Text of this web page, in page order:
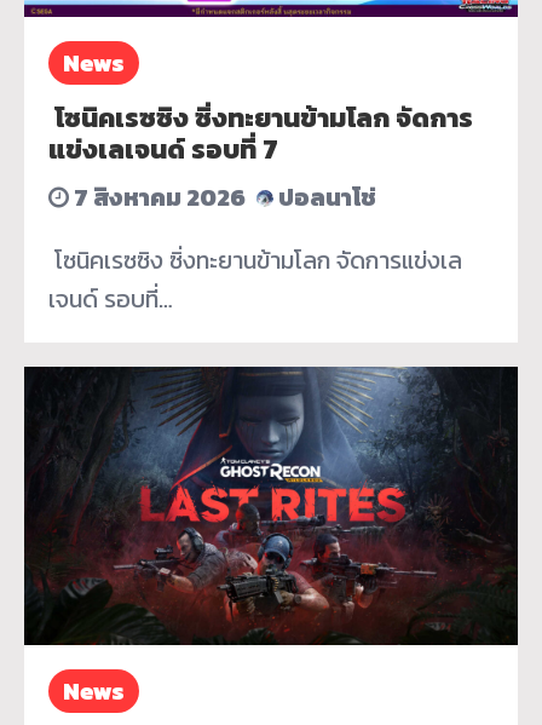
News
­ โซนิคเรซซิง ซิ่งทะยานข้ามโลก จัดการ
แข่งเลเจนด์ รอบที่ 7
7 สิงหาคม 2026
ปอลนาโช่
­ โซนิคเรซซิง ซิ่งทะยานข้ามโลก จัดการแข่งเล
เจนด์ รอบที่…
News